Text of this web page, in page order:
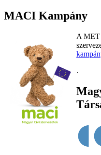
MACI Kampány
A MET
.